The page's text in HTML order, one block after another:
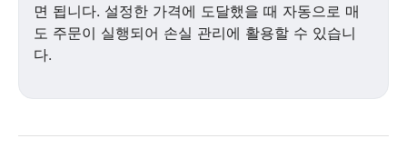
면 됩니다. 설정한 가격에 도달했을 때 자동으로 매
도 주문이 실행되어 손실 관리에 활용할 수 있습니
다.